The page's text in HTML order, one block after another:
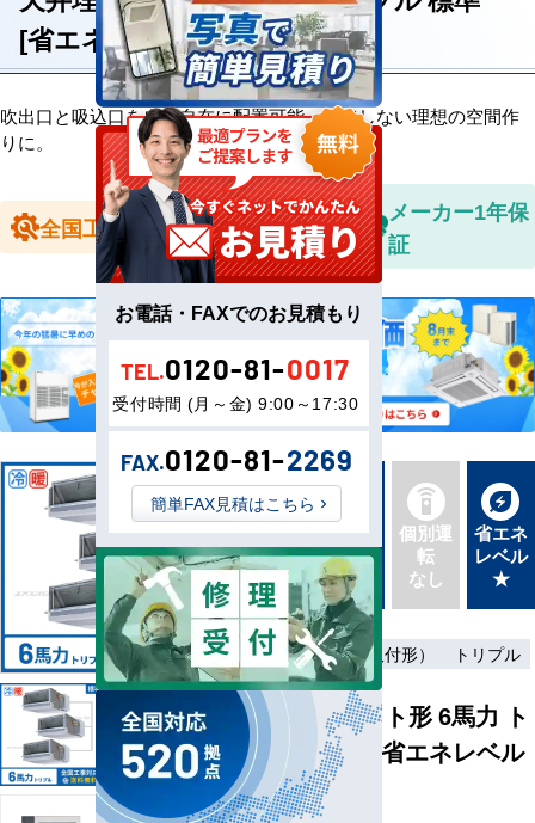
[省エネレベル1]
吹出口と吸込口を自由自在に配置可能。妥協しない理想の空間作
りに。
全国工事対応
全国送料無
料
メーカー1年保
証
新品直
送
最新機
種
同機種
タイプ
別あり
個別運
転
なし
省エネ
レベル
★
三相200V
ワイヤード（壁取付形）
トリプル
天井埋込ダクト形 6馬力 ト
リプル 標準 [省エネレベル
1]
お電話・FAXでのお見積もり
TEL.0120-81-0017
受付時間 (月～金) 9:00～17:30
FAX.0120-81-2269
簡単FAX見積はこちら